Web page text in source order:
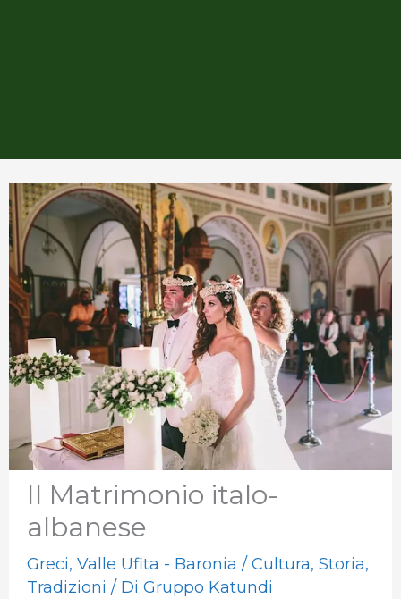
Il Matrimonio italo-
albanese
Greci, Valle Ufita - Baronia / Cultura, Storia,
Tradizioni / Di Gruppo Katundi